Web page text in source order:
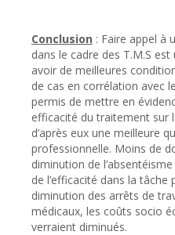
Conclusion : Faire appel à
dans le cadre des T.M.S
avoir de meilleures
de cas en corrélation avec
permis de mettre en
efficacité du traitement sur
d’après eux une meilleure
professionnelle. Moins de
diminution de
de l’efficacité dans la
diminution des arrêts de
médicaux, les coûts socio
verraient diminués.